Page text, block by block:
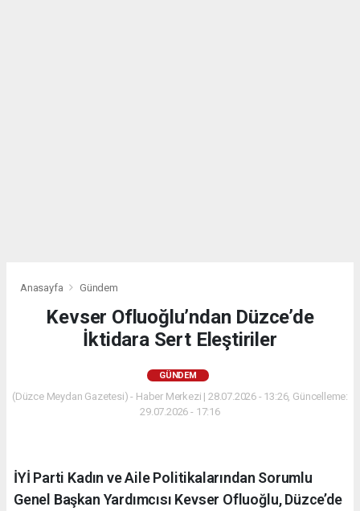
Anasayfa Gündem
Kevser Ofluoğlu’ndan Düzce’de
İktidara Sert Eleştiriler
GÜNDEM
(Düzce Meydan Gazetesi) - Haber Merkezi | 28.07.2026 - 13:26, Güncelleme:
29.07.2026 - 17:16
İYİ Parti Kadın ve Aile Politikalarından Sorumlu
Genel Başkan Yardımcısı Kevser Ofluoğlu, Düzce’de